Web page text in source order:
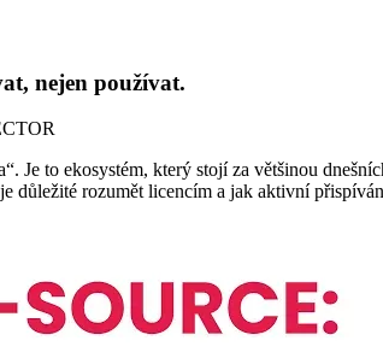
nejen používat.
Je to ekosystém, který stojí za většinou
důležité rozumět licencím a jak aktivní